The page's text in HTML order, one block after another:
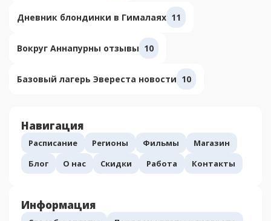
Дневник блондинки в Гималаях 11
Вокруг Аннапурны отзывы 10
Базовый лагерь Эвереста новости 10
Навигация
Расписание Регионы Фильмы
Магазин
Блог
О нас Скидки Работа Контакты
Информация